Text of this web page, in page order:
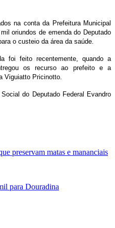
na conta da Prefeitura Municipal
oriundos de emenda do Deputado
o custeio da área da saúde.
foi feito recentemente, quando a
os recurso ao prefeito e a
Viguiatto Pricinotto.
do Deputado Federal Evandro
preservam matas e mananciais
para Douradina